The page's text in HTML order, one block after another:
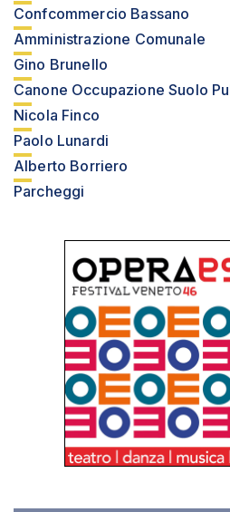
Confcommercio Bassano
Amministrazione Comunale
Gino Brunello
Canone Occupazione Suolo
Nicola Finco
Paolo Lunardi
Alberto Borriero
Parcheggi